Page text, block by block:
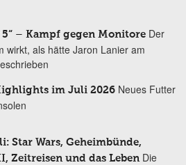
5“ – Kampf gegen Monitore Der
wirkt, als hätte Jaron Lanier am
im Juli 2026 Neues Futter
Star Wars, Geheimbünde,
Zeitreisen und das Leben Die